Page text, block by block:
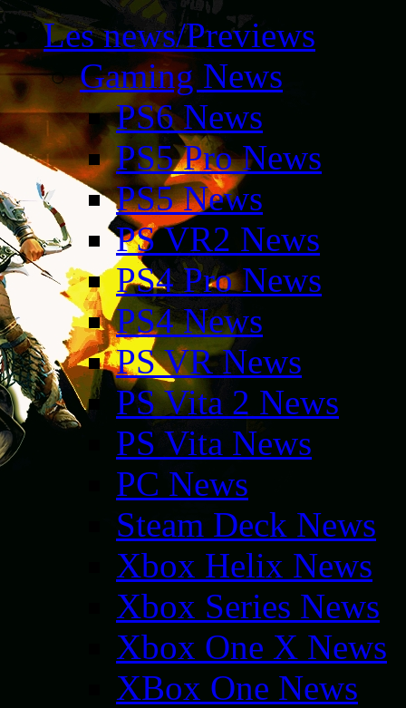
Les news/Previews
Gaming News
PS6 News
PS5 Pro News
PS5 News
PS VR2 News
PS4 Pro News
PS4 News
PS VR News
PS Vita 2 News
PS Vita News
PC News
Steam Deck News
Xbox Helix News
Xbox Series News
Xbox One X News
XBox One News